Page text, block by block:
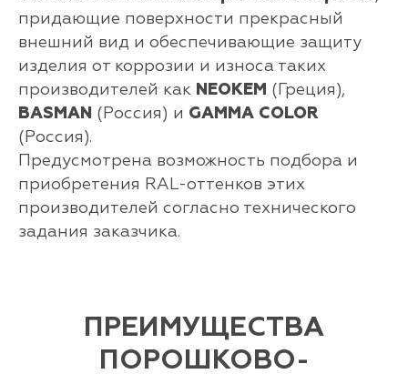
придающие поверхности прекрасный
внешний вид и обеспечивающие защиту
изделия от коррозии и износа таких
производителей как NEOKEM (Греция),
BASMAN (Россия) и GAMMA COLOR
(Россия).
Предусмотрена возможность подбора и
приобретения RAL-оттенков этих
производителей согласно технического
задания заказчика.
ПРЕИМУЩЕСТВА
ПОРОШКОВО-